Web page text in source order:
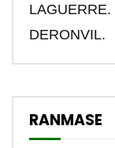
DERONVIL.
RANMASE